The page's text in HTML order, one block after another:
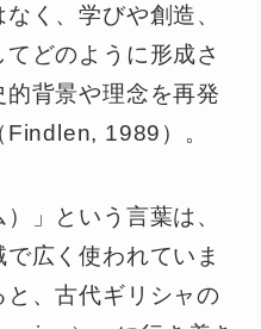
く、学びや創造、
どのように形成さ
背景や理念を再発
Findlen, 1989）。
」という言葉は、
広く使われていま
、古代ギリシャの